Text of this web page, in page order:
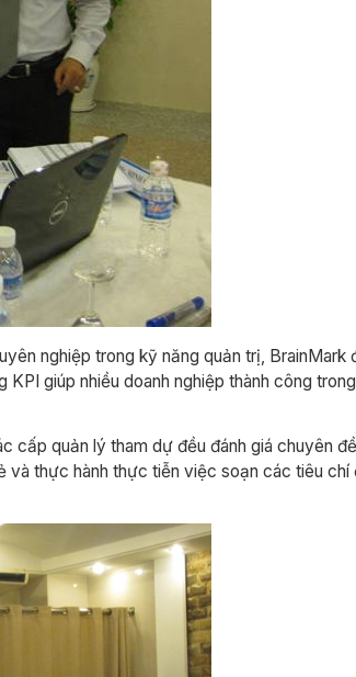
nghiệp trong kỹ năng quản trị, BrainMark
giúp nhiều doanh nghiệp thành công
quản lý tham dự đều đánh giá chuyên
thực hành thực tiễn việc soạn các tiêu